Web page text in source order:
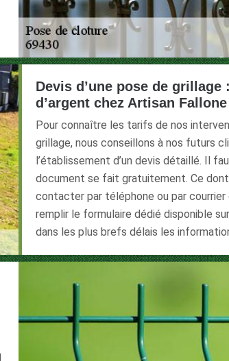
Devis d’une pose de
d’argent chez Artisan Fallone
Pour connaître les tarifs de nos
grillage, nous conseillons à nos futurs
l’établissement d’un devis détaillé. Il
document se fait gratuitement. Ce dont
contacter par téléphone ou par
remplir le formulaire dédié disponible
dans les plus brefs délais les